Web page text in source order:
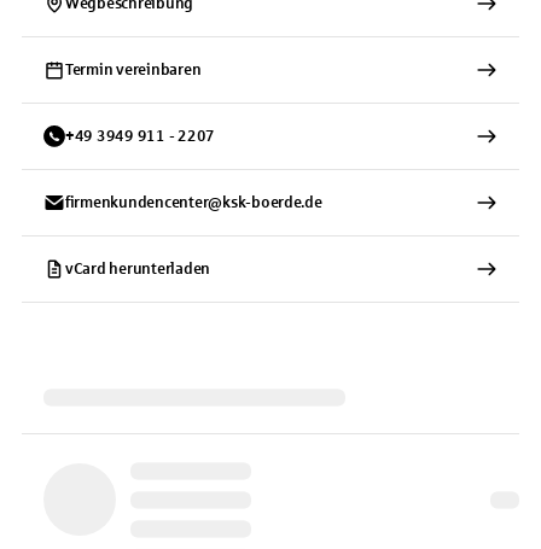
Wegbeschreibung
Termin vereinbaren
+49 3949 911 - 2207
firmenkundencenter@ksk-boerde.de
vCard herunterladen